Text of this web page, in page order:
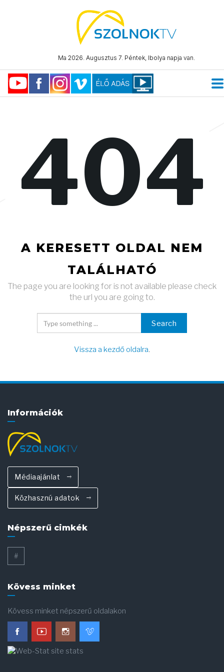
Ma 2026. Augusztus 7. Péntek, Ibolya napja van.
404
A KERESETT OLDAL NEM
TALÁLHATÓ
The page you are looking for is not available please check
the url you are going to.
Search
Vissza a kezdő oldalra.
Információk
Médiaajánlat
Közhasznú adatok
Népszerű cimkék
#
Kövess minket
Kövess minket népszerű oldalakon